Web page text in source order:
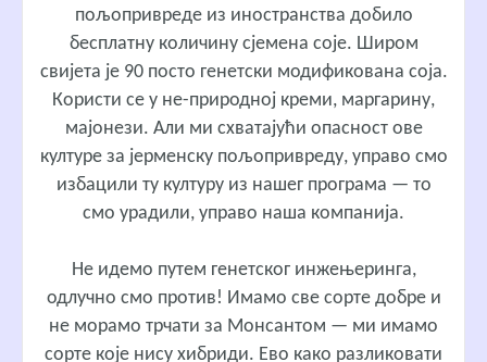
пољопривреде из иностранства добило
бесплатну количину сјемена соје. Широм
свијета је 90 посто генетски модификована соја.
Користи се у не-природној креми, маргарину,
мајонези. Али ми схватајући опасност ове
културе за јерменску пољопривреду, управо смо
избацили ту културу из нашег програма — то
смо урадили, управо наша компанија.
Не идемо путем генетског инжењеринга,
одлучно смо против! Имамо све сорте добре и
не морамо трчати за Монсантом — ми имамо
сорте које нису хибриди. Ево како разликовати